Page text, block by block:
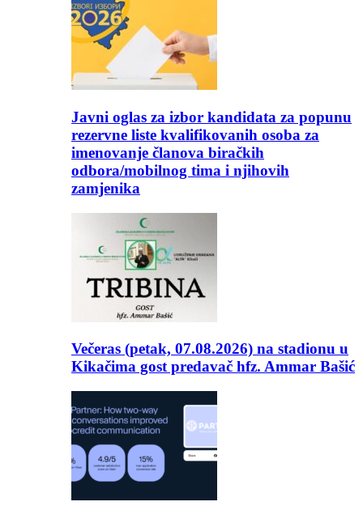
Javni oglas za izbor kandidata za popunu
rezervne liste kvalifikovanih osoba za
imenovanje članova biračkih
odbora/mobilnog tima i njihovih
zamjenika
Večeras (petak, 07.08.2026) na stadionu u
Kikačima gost predavač hfz. Ammar Bašić